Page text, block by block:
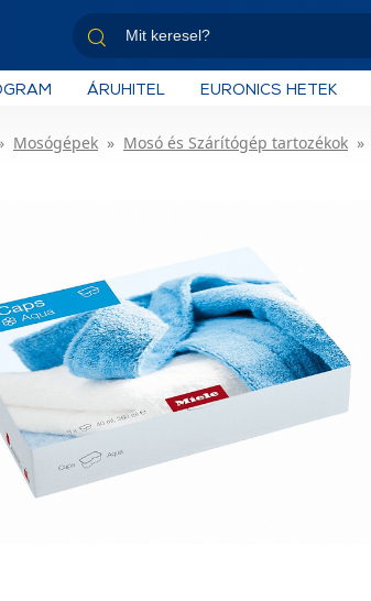
ÁRUHITEL EURONICS HETEK
Mosógépek Mosó és Szárítógép tartozékok